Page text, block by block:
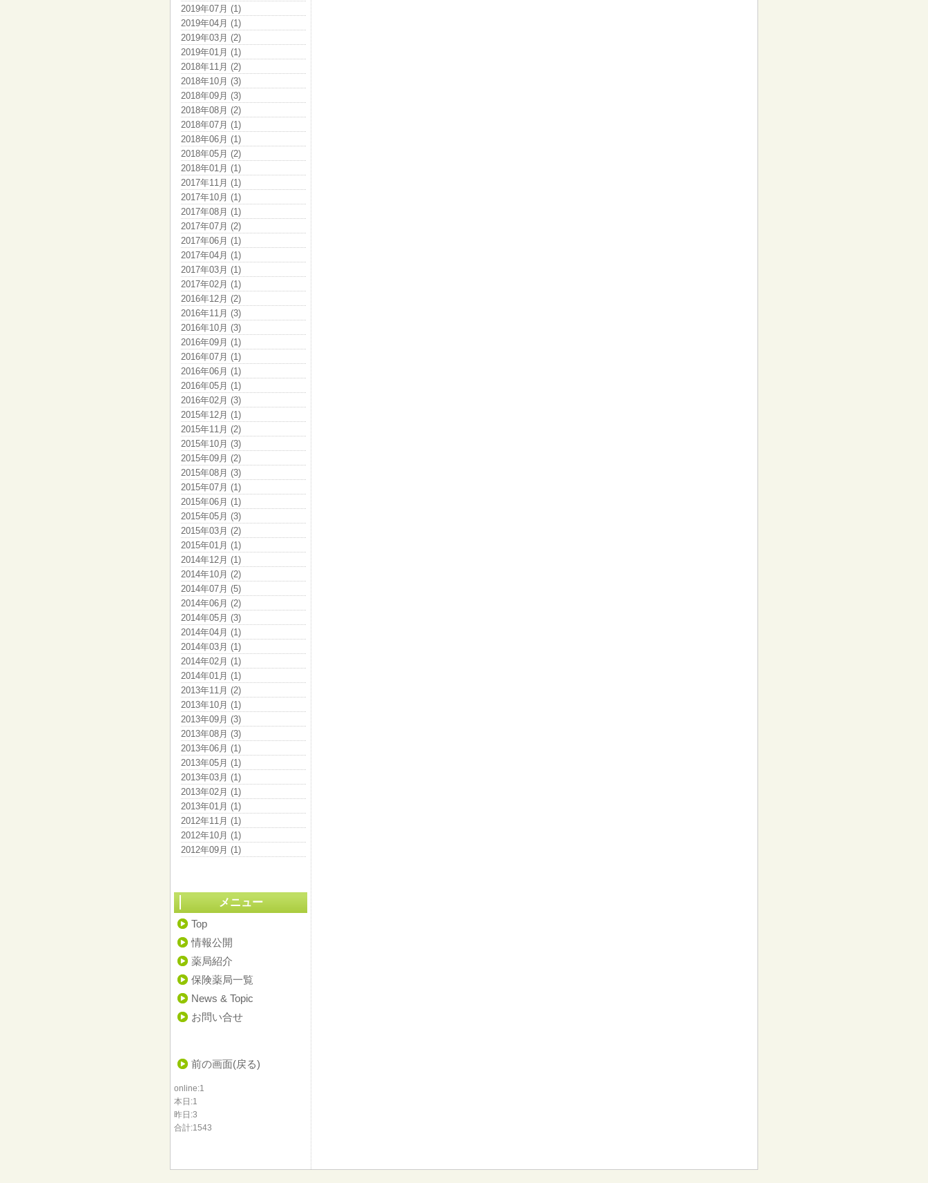
2019年07月 (1)
2019年04月 (1)
2019年03月 (2)
2019年01月 (1)
2018年11月 (2)
2018年10月 (3)
2018年09月 (3)
2018年08月 (2)
2018年07月 (1)
2018年06月 (1)
2018年05月 (2)
2018年01月 (1)
2017年11月 (1)
2017年10月 (1)
2017年08月 (1)
2017年07月 (2)
2017年06月 (1)
2017年04月 (1)
2017年03月 (1)
2017年02月 (1)
2016年12月 (2)
2016年11月 (3)
2016年10月 (3)
2016年09月 (1)
2016年07月 (1)
2016年06月 (1)
2016年05月 (1)
2016年02月 (3)
2015年12月 (1)
2015年11月 (2)
2015年10月 (3)
2015年09月 (2)
2015年08月 (3)
2015年07月 (1)
2015年06月 (1)
2015年05月 (3)
2015年03月 (2)
2015年01月 (1)
2014年12月 (1)
2014年10月 (2)
2014年07月 (5)
2014年06月 (2)
2014年05月 (3)
2014年04月 (1)
2014年03月 (1)
2014年02月 (1)
2014年01月 (1)
2013年11月 (2)
2013年10月 (1)
2013年09月 (3)
2013年08月 (3)
2013年06月 (1)
2013年05月 (1)
2013年03月 (1)
2013年02月 (1)
2013年01月 (1)
2012年11月 (1)
2012年10月 (1)
2012年09月 (1)
メニュー
Top
情報公開
薬局紹介
保険薬局一覧
News & Topic
お問い合せ
前の画面(戻る)
online:1
本日:1
昨日:3
合計:1543